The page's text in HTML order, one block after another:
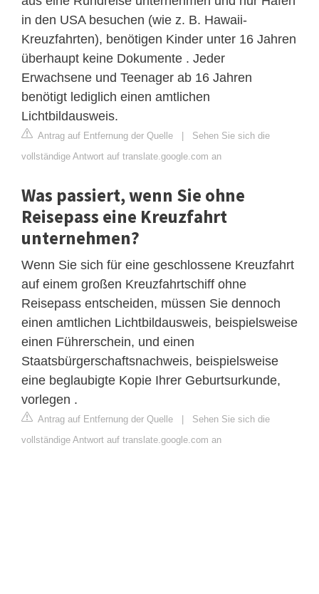
in den USA besuchen (wie z. B. Hawaii-
Kreuzfahrten), benötigen Kinder unter 16 Jahren
überhaupt keine Dokumente . Jeder
Erwachsene und Teenager ab 16 Jahren
benötigt lediglich einen amtlichen
Lichtbildausweis.
Antrag auf Entfernung der Quelle
Sehen Sie sich die
vollständige Antwort auf translate.google.com an
Was passiert, wenn Sie ohne
Reisepass eine Kreuzfahrt
unternehmen?
Wenn Sie sich für eine geschlossene Kreuzfahrt
auf einem großen Kreuzfahrtschiff ohne
Reisepass entscheiden, müssen Sie dennoch
einen amtlichen Lichtbildausweis, beispielsweise
einen Führerschein, und einen
Staatsbürgerschaftsnachweis, beispielsweise
eine beglaubigte Kopie Ihrer Geburtsurkunde,
vorlegen .
Antrag auf Entfernung der Quelle
Sehen Sie sich die
vollständige Antwort auf translate.google.com an